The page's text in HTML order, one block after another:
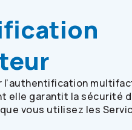
l’authentification
elle garantit la sécurité
vous utilisez les